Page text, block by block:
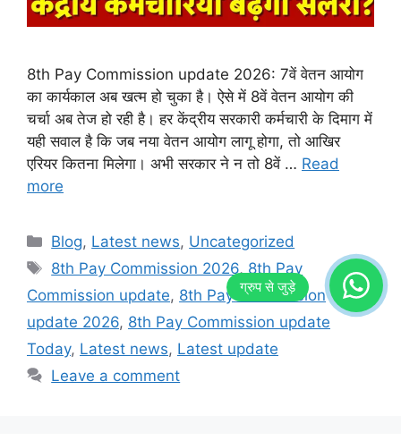
8th Pay Commission update 2026: 7वें वेतन आयोग
का कार्यकाल अब खत्म हो चुका है। ऐसे में 8वें वेतन आयोग की
चर्चा अब तेज हो रही है। हर केंद्रीय सरकारी कर्मचारी के दिमाग में
यही सवाल है कि जब नया वेतन आयोग लागू होगा, तो आखिर
एरियर कितना मिलेगा। अभी सरकार ने न तो 8वें … Read
more
Categories
Blog, Latest news, Uncategorized
Tags
8th Pay Commission 2026, 8th Pay
Commission update, 8th Pay Commission
update 2026, 8th Pay Commission update
Today, Latest news, Latest update
Leave a comment